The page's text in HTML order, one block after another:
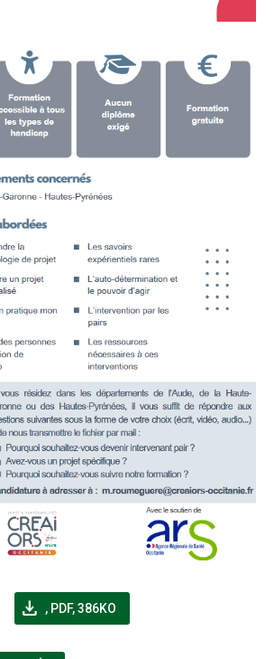
file_download (NOUVELLE FENÊTRE)
, PDF, 386KO